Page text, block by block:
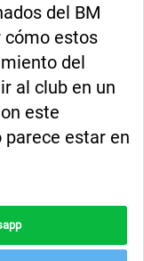
del BM
cómo estos
del
al club en un
este
parece estar en